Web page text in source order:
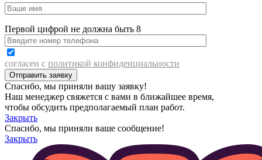
Первой цифрой не должна быть 8
согласен с политикой конфиденциальности
Спасибо, мы приняли вашу заявку!
Наш менеджер свяжется с вами в ближайшее время,
чтобы обсудить предполагаемый план работ.
Закрыть
Спасибо, мы приняли ваше сообщение!
Закрыть